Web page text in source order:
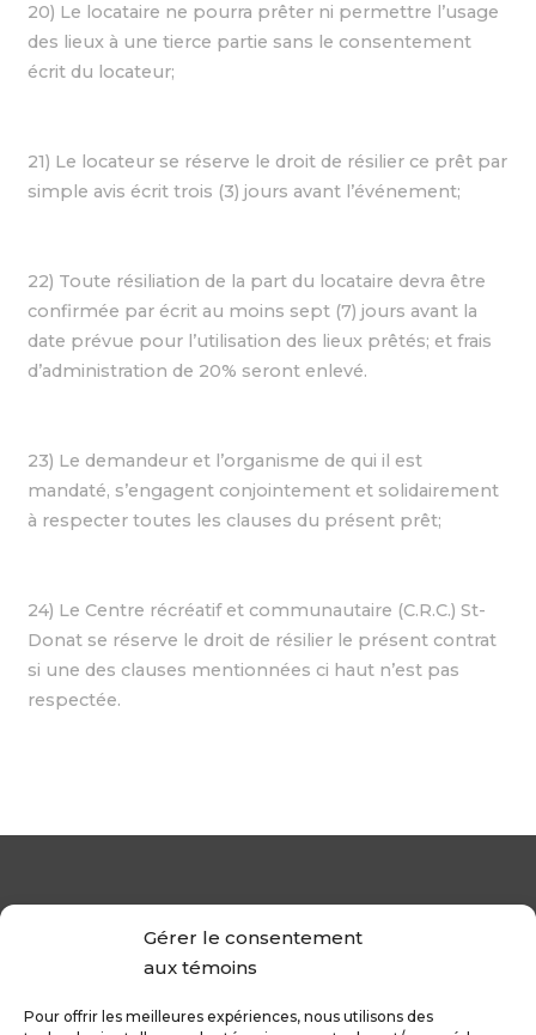
Gérer le consentement
aux témoins
Pour offrir les meilleures expériences, nous utilisons des
20) Le locataire ne pourra prêter ni permettre l’usage
des lieux à une tierce partie sans le consentement
écrit du locateur;
21) Le locateur se réserve le droit de résilier ce prêt par
simple avis écrit trois (3) jours avant l’événement;
22) Toute résiliation de la part du locataire devra être
confirmée par écrit au moins sept (7) jours avant la
date prévue pour l’utilisation des lieux prêtés; et frais
d’administration de 20% seront enlevé.
23) Le demandeur et l’organisme de qui il est
mandaté, s’engagent conjointement et solidairement
à respecter toutes les clauses du présent prêt;
24) Le Centre récréatif et communautaire (C.R.C.) St-
Donat se réserve le droit de résilier le présent contrat
si une des clauses mentionnées ci haut n’est pas
respectée.